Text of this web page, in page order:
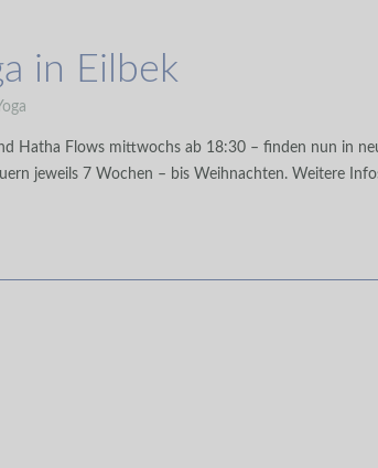
in Eilbek
Hatha Flows mittwochs ab 18:30 – finden nun in
jeweils 7 Wochen – bis Weihnachten. Weitere